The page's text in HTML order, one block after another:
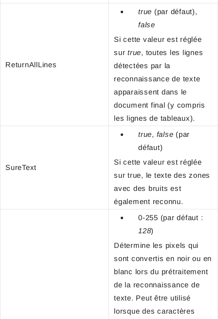
ReturnAllLines
true (par défaut),
false
Si cette valeur est réglée
sur true, toutes les lignes
détectées par la
reconnaissance de texte
apparaissent dans le
document final (y compris
les lignes de tableaux).
SureText
true, false (par
défaut)
Si cette valeur est réglée
sur true, le texte des zones
avec des bruits est
également reconnu.
0-255 (par défaut :
128)
Détermine les pixels qui
sont convertis en noir ou en
blanc lors du prétraitement
de la reconnaissance de
texte. Peut être utilisé
lorsque des caractères